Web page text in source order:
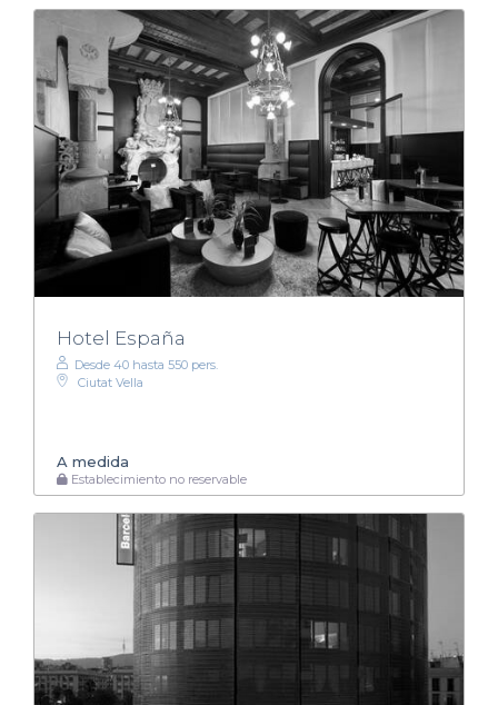
Hotel España
Desde 40 hasta 550 pers.
Ciutat Vella
A medida
Establecimiento no reservable